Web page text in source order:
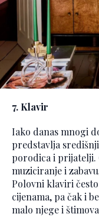
7. Klavir
Iako danas mnogi
predstavlja
porodica i prijatelji.
muziciranje i
Polovni klaviri
cijenama, pa čak i
malo njege i